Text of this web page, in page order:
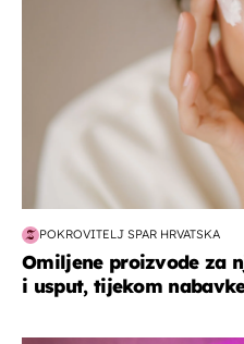
POKROVITELJ SPAR HRVATSKA
Omiljene proizvode za
i usput, tijekom